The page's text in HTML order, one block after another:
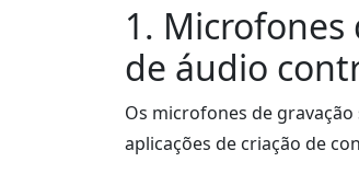
1.
de áudio
Os microfones de
aplicações de criação de